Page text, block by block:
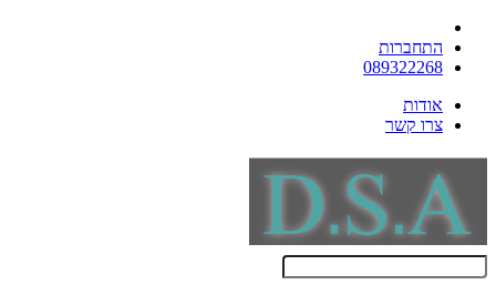
התחברות
089322268
אודות
צרו קשר